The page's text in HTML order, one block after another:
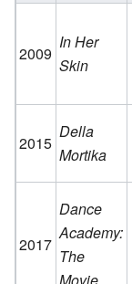
2009
In Her
Skin
2015
Della
Mortika
2017
Dance
Academy:
The